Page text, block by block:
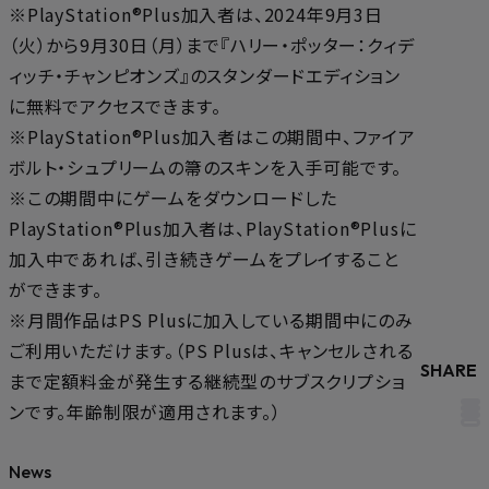
※PlayStation®Plus加入者は、2024年9月3日
（火）から9月30日（月）まで『ハリー・ポッター：クィデ
ィッチ・チャンピオンズ』のスタンダードエディション
に無料でアクセスできます。
※PlayStation®Plus加入者はこの期間中、ファイア
ボルト・シュプリームの箒のスキンを入手可能です。
※この期間中にゲームをダウンロードした
PlayStation®Plus加入者は、PlayStation®Plusに
加入中であれば、引き続きゲームをプレイすること
ができます。
※月間作品はPS Plusに加入している期間中にのみ
ご利用いただけます。（PS Plusは、キャンセルされる
まで定額料金が発生する継続型のサブスクリプショ
ンです。年齢制限が適用されます。）
SHARE
News